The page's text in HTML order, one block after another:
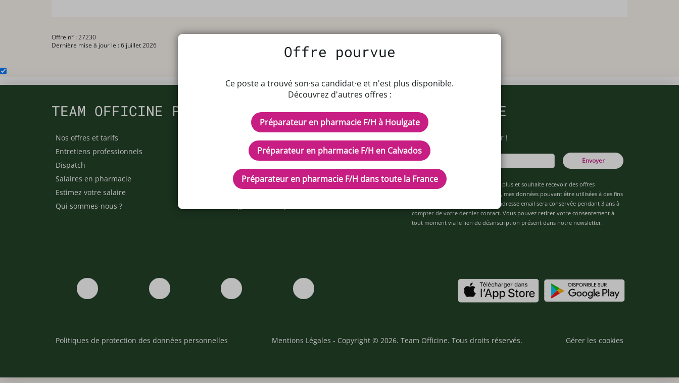
Offre n° : 27230
Dernière mise à jour le : 6 juillet 2026
Offre pourvue
Ce poste a trouvé son·sa candidat·e et n'est plus disponible.
Découvrez d'autres offres :
Préparateur en pharmacie F/H à Houlgate
Préparateur en pharmacie F/H en Calvados
Préparateur en pharmacie F/H dans toute la France
TEAM OFFICINE PRESCRIPTEUR DE POTENTIELS EN PHARMACIE
Nos offres et tarifs
Entretiens professionnels
Dispatch
Salaires en pharmacie
Estimez votre salaire
Qui sommes-nous ?
Besoin d'aide ?
Notre espace alternance
Inscrivez-vous à notre newsletter !
Envoyer
Je déclare être âgé(e) de 16 ans ou plus et souhaite recevoir des offres
personnalisées de "Team Officine", mes données pouvant être utilisées à des fins
statistiques et analytiques. Votre adresse email sera conservée pendant 3 ans à
compter de votre dernier contact. Vous pouvez retirer votre consentement à
tout moment via le lien de désinscription présent dans notre newsletter.
Politiques de protection des données personnelles Mentions Légales - Copyright © 2026. Team Officine. Tous droits réservés. Gérer les cookies